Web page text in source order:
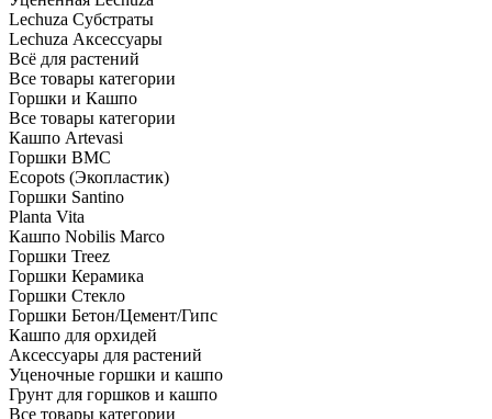
Lechuza Субстраты
Lechuza Аксессуары
Всё для растений
Все товары категории
Горшки и Кашпо
Все товары категории
Кашпо Artevasi
Горшки BMC
Ecopots (Экопластик)
Горшки Santino
Planta Vita
Кашпо Nobilis Marco
Горшки Treez
Горшки Керамика
Горшки Стекло
Горшки Бетон/Цемент/Гипс
Кашпо для орхидей
Аксессуары для растений
Уценочные горшки и кашпо
Грунт для горшков и кашпо
Все товары категории